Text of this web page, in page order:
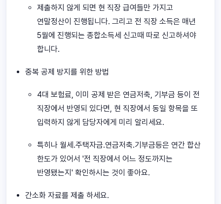
제출하지 않게 되면 현 직장 급여들만 가지고
연말정산이 진행됩니다. 그리고 전 직장 소득은 매년
5월에 진행되는 종합소득세 신고때 따로 신고하셔야
합니다.
중복 공제 방지를 위한 방법
4대 보험료, 이미 공제 받은 연금저축, 기부금 등이 전
직장에서 반영되 있다면, 현 직장에서 동일 항목을 또
입력하지 않게 담당자에게 미리 알리세요.
특히나 월세.주택자금.연금저축.기부금등은 연간 합산
한도가 있어서 '전 직장에서 어느 정도까지는
반영됐는지' 확인하시는 것이 좋아요.
간소화 자료를 제출 하세요.